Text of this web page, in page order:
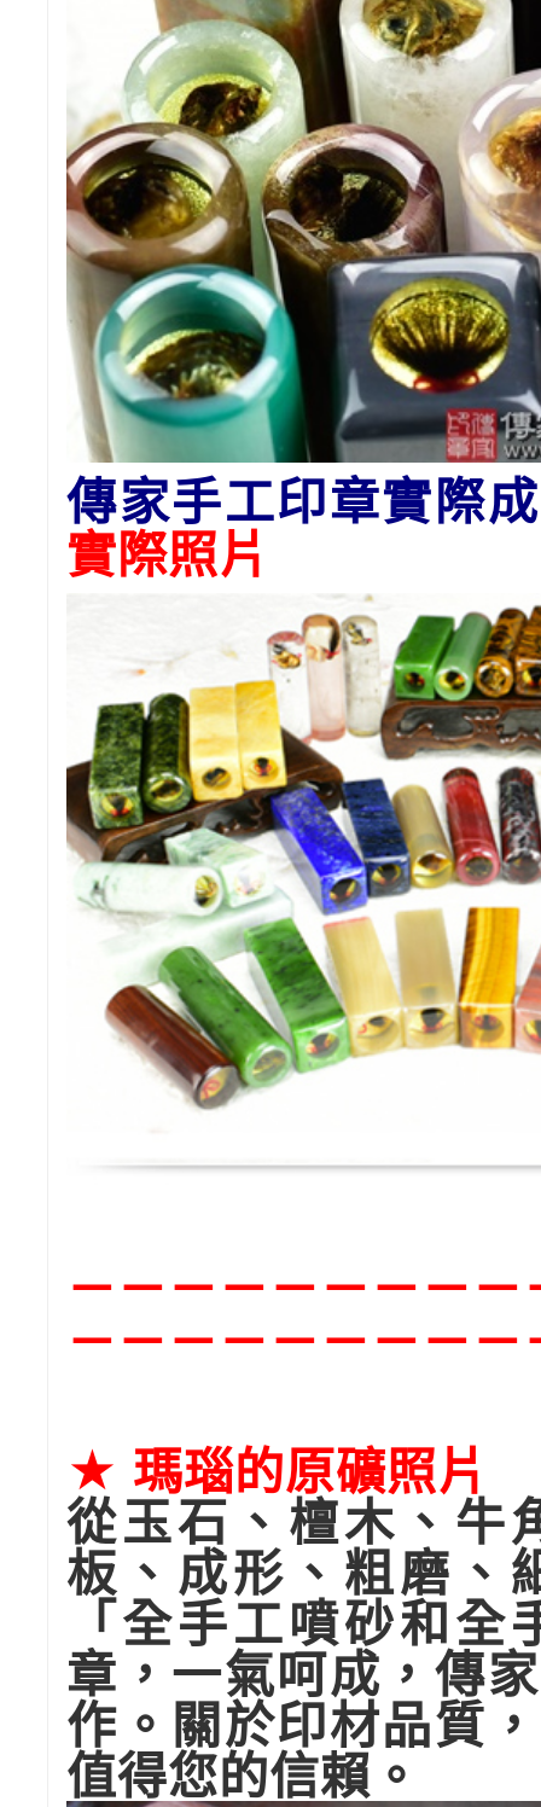
傳家手工印章實際
實際照片
－－－－－－－－
－－－－－－－－－
★ 瑪瑙的原礦照片
從玉石、檀木、牛
板、成形、粗磨、
「全手工噴砂和
章，一氣呵成，傳
作。關於印材品質
值得您的信賴。